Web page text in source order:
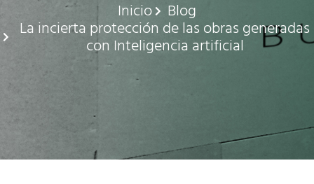
Inicio Blog
La incierta protección de las obras generadas
con Inteligencia artificial